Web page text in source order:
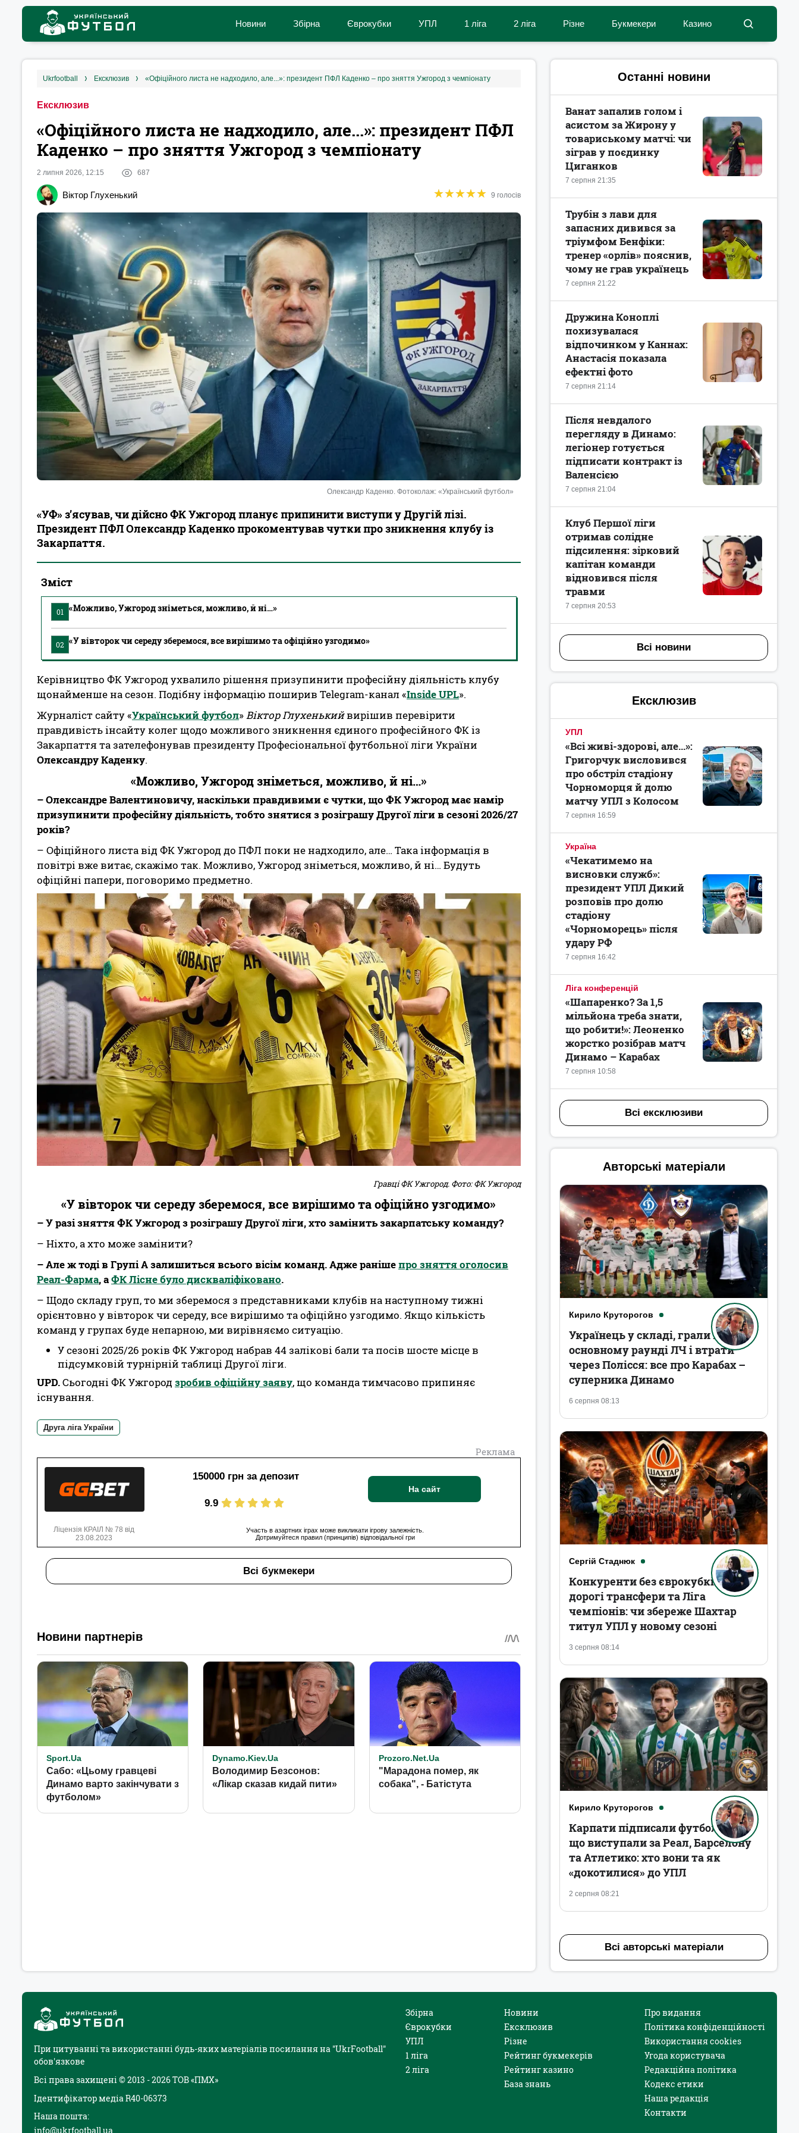
Новини Збірна Єврокубки УПЛ 1 ліга 2 ліга Різне Букмекери Казино
ukrfootball ексклюзив «Офіційного листа не надходило, але...»: президент ПФЛ Каденко – про зняття Ужгород з чемпіонату
Ексклюзив
«Офіційного листа не надходило, але...»: президент ПФЛ
Каденко – про зняття Ужгород з чемпіонату
2 липня 2026, 12:15 687
Віктор Глухенький ★★★★★
★★★★★ 9 голосів
Олександр Каденко. Фотоколаж: «Український футбол»
«УФ» з’ясував, чи дійсно ФК Ужгород планує припинити виступи у Другій лізі.
Президент ПФЛ Олександр Каденко прокоментував чутки про зникнення клубу із
Закарпаття.
Зміст
01 «Можливо, Ужгород зніметься, можливо, й ні…»
02 «У вівторок чи середу зберемося, все вирішимо та офіційно узгодимо»
Керівництво ФК Ужгород ухвалило рішення призупинити професійну діяльність клубу
щонайменше на сезон. Подібну інформацію поширив Telegram-канал «Inside UPL».
Журналіст сайту «Український футбол»Віктор Глухенькийвирішив перевірити
правдивість інсайту колег щодо можливого зникнення єдиного професійного ФК із
Закарпаття та зателефонував президенту Професіональної футбольної ліги України
Олександру Каденку.
«Можливо, Ужгород зніметься, можливо, й ні…»
– Олександре Валентиновичу, наскільки правдивими є чутки, що ФК Ужгород має намір
призупинити професійну діяльність, тобто знятися з розіграшу Другої ліги в сезоні 2026/27
років?
– Офіційного листа від ФК Ужгород до ПФЛ поки не надходило, але… Така інформація в
повітрі вже витає, скажімо так. Можливо, Ужгород зніметься, можливо, й ні… Будуть
офіційні папери, поговоримо предметно.
Гравці ФК Ужгород. Фото: ФК Ужгород
«У вівторок чи середу зберемося, все вирішимо та офіційно узгодимо»
– У разі зняття ФК Ужгород з розіграшу Другої ліги, хто замінить закарпатську команду?
– Ніхто, а хто може замінити?
– Але ж тоді в Групі А залишиться всього вісім команд. Адже ранішепро зняття оголосив
Реал-Фарма, аФК Лісне було дискваліфіковано.
– Щодо складу груп, то ми зберемося з представниками клубів на наступному тижні
орієнтовно у вівторок чи середу, все вирішимо та офіційно узгодимо. Якщо кількість
команд у групах буде непарною, ми вирівняємо ситуацію.
У сезоні 2025/26 років ФК Ужгород набрав 44 залікові бали та посів шосте місце в
підсумковій турнірній таблиці Другої ліги.
UPD.Сьогодні ФК Ужгородзробив офіційну заяву, що команда тимчасово припиняє
існування.
Друга ліга України
Реклама
150000 грн за депозит
9.9
На сайт
Ліцензія КРАІЛ № 78 від
23.08.2023
Участь в азартних іграх може викликати ігрову залежність.
Дотримуйтеся правил (принципів) відповідальної гри
Всі букмекери
Останні новини
7 серпня 21:35
Ванат запалив голом і
асистом за Жирону у
товариському матчі: чи
зіграв у поєдинку
Циганков
7 серпня 21:22
Трубін з лави для
запасних дивився за
тріумфом Бенфіки:
тренер «орлів» пояснив,
чому не грав українець
7 серпня 21:14
Дружина Коноплі
похизувалася
відпочинком у Каннах:
Анастасія показала
ефектні фото
7 серпня 21:04
Після невдалого
перегляду в Динамо:
легіонер готується
підписати контракт із
Валенсією
7 серпня 20:53
Клуб Першої ліги
отримав солідне
підсилення: зірковий
капітан команди
відновився після
травми
Всі новини
Ексклюзив
УПЛ
7 серпня 16:59
«Всі живі-здорові, але...»:
Григорчук висловився
про обстріл стадіону
Чорноморця й долю
матчу УПЛ з Колосом
Україна
7 серпня 16:42
«Чекатимемо на
висновки служб»:
президент УПЛ Дикий
розповів про долю
стадіону
«Чорноморець» після
удару РФ
Ліга конференцій
7 серпня 10:58
«Шапаренко? За 1,5
мільйона треба знати,
що робити!»: Леоненко
жорстко розібрав матч
Динамо – Карабах
Всі ексклюзиви
Авторські матеріали
Кирило Круторогов
6 серпня 08:13
Українець у складі, грали в
основному раунді ЛЧ і втрати
через Полісся: все про Карабах –
суперника Динамо
Сергій Стаднюк
3 серпня 08:14
Конкуренти без єврокубків,
дорогі трансфери та Ліга
чемпіонів: чи збереже Шахтар
титул УПЛ у новому сезоні
Кирило Круторогов
2 серпня 08:21
Карпати підписали футболістів,
що виступали за Реал, Барселону
та Атлетико: хто вони та як
«докотилися» до УПЛ
Всі авторські матеріали
При цитуванні та використанні будь-яких матеріалів посилання на "UkrFootball"
обов'язкове
Всі права захищені © 2013 - 2026 ТОВ «ПМХ»
Ідентифікатор медіа R40-06373
Наша пошта:
info@ukrfootball.ua
Збірна
Єврокубки
УПЛ
1 ліга
2 ліга
Новини
Ексклюзив
Різне
Рейтинг букмекерів
Рейтинг казино
База знань
Про видання
Політика конфіденційності
Використання cookies
Угода користувача
Редакційна політика
Кодекс етики
Наша редакція
Контакти